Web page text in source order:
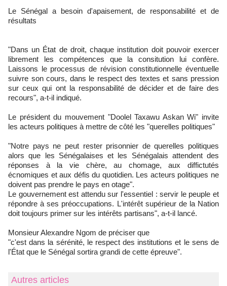
Le Sénégal a besoin d'apaisement, de responsabilité et de
résultats
"Dans un État de droit, chaque institution doit pouvoir exercer
librement les compétences que la consitution lui confère.
Laissons le processus de révision constitutionnelle éventuelle
suivre son cours, dans le respect des textes et sans pression
sur ceux qui ont la responsabilité de décider et de faire des
recours", a-t-il indiqué.
Le président du mouvement "Doolel Taxawu Askan Wi" invite
les acteurs politiques à mettre de côté les "querelles politiques"
"Notre pays ne peut rester prisonnier de querelles politiques
alors que les Sénégalaises et les Sénégalais attendent des
réponses à la vie chère, au chomage, aux diffictutés
écnomiques et aux défis du quotidien. Les acteurs politiques ne
doivent pas prendre le pays en otage".
Le gouvernement est attendu sur l'essentiel : servir le peuple et
répondre à ses préoccupations. L'intérêt supérieur de la Nation
doit toujours primer sur les intérêts partisans", a-t-il lancé.
Monsieur Alexandre Ngom de préciser que
"c'est dans la sérénité, le respect des institutions et le sens de
l'État que le Sénégal sortira grandi de cette épreuve".
Autres articles